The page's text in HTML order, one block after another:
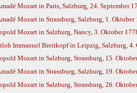
Mozart in Paris, Salzburg, 24. September
Mozart in Strassburg, Salzburg, 1.
Mozart in Salzburg, Nancy, 3. Oktober
Immanuel Breitkopf in Leipzig, Salzburg, 4.
Mozart in Salzburg, Strassburg, 15.
Mozart in Strassburg, Salzburg, 19.
Mozart in Salzburg, Strassburg, 26.